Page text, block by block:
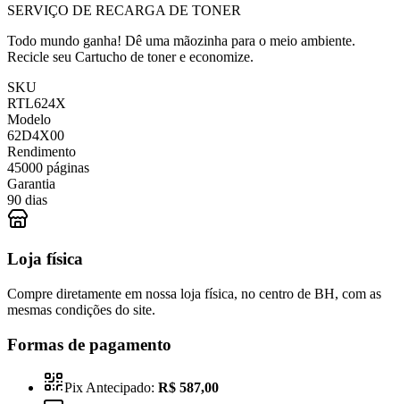
SERVIÇO DE RECARGA DE TONER
Todo mundo ganha! Dê uma mãozinha para o meio ambiente.
Recicle seu Cartucho de toner e economize.
SKU
RTL624X
Modelo
62D4X00
Rendimento
45000 páginas
Garantia
90 dias
Loja física
Compre diretamente em nossa loja física, no centro de BH, com as
mesmas condições do site.
Formas de pagamento
Pix Antecipado: R$ 587,00